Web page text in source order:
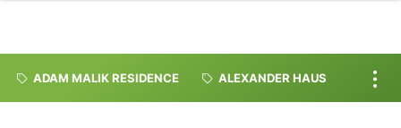
ADAM MALIK RESIDENCE ALEXANDER HAUS